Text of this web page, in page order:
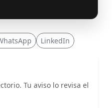
LinkedIn
Tu aviso lo revisa el